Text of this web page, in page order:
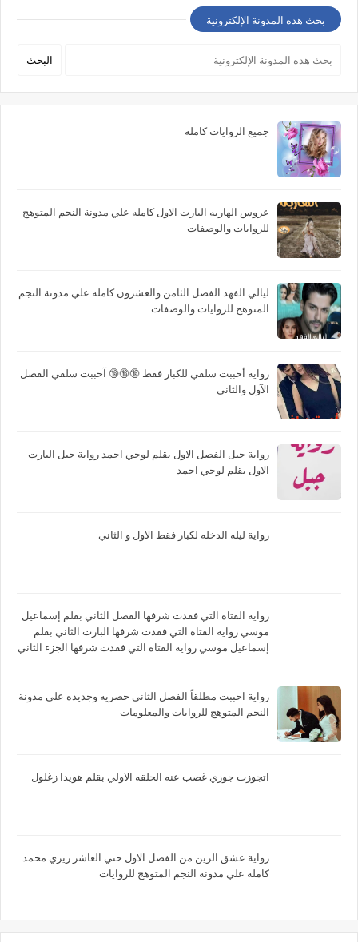
بحث هذه المدونة الإلكترونية
جميع الروايات كامله
عروس الهاربه البارت الاول كامله علي مدونة النجم المتوهج
للروايات والوصفات
ليالي الفهد الفصل الثامن والعشرون كامله علي مدونة النجم
المتوهج للروايات والوصفات
روايه أحببت سلفي للكبار فقط 🔞🔞🔞 آحببت سلفي الفصل
الآول والثاني
رواية جبل الفصل الاول بقلم لوجي احمد رواية جبل البارت
الاول بقلم لوجي احمد
رواية ليله الدخله لكبار فقط الاول و الثاني
رواية الفتاه التي فقدت شرفها الفصل الثاني بقلم إسماعيل
موسي رواية الفتاه التي فقدت شرفها البارت الثاني بقلم
إسماعيل موسي رواية الفتاه التي فقدت شرفها الجزء الثاني
رواية احببت مطلقاً الفصل الثاني حصريه وجديده على مدونة
النجم المتوهج للروايات والمعلومات
اتجوزت جوزي غصب عنه الحلقه الاولي بقلم هويدا زغلول
رواية عشق الزين من الفصل الاول حتي العاشر زيزي محمد
كامله علي مدونة النجم المتوهج للروايات